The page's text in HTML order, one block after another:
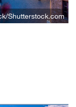
Shutterstock.com